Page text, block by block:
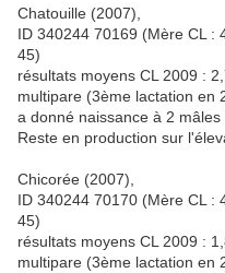
Chatouille (2007),
ID 340244 70169 (Mère CL :
45)
résultats moyens CL 2009 :
multipare (3ème lactation en
a donné naissance à 2
Reste en production sur
Chicorée (2007),
ID 340244 70170 (Mère CL :
45)
résultats moyens CL 2009 :
multipare (3ème lactation en